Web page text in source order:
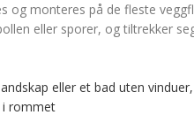
og monteres på de fleste
eller sporer, og tiltrekker
eller et bad uten
i rommet